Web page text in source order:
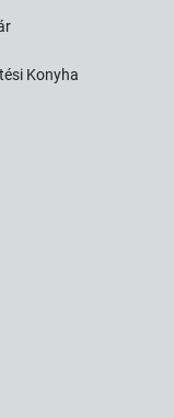
Konyha